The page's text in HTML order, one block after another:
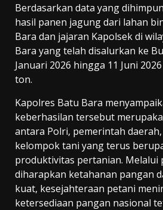
Berdasarkan data yang
hasil panen jagung dari lahan
Bara dan jajaran Kapolsek di
Bara yang telah disalurkan ke
Januari 2026 hingga 11 Juni
ton.
Kapolres Batu Bara
keberhasilan tersebut
antara Polri, pemerintah
kelompok tani yang terus
produktivitas pertanian. Melalui
diharapkan ketahanan pangan
kuat, kesejahteraan petani
ketersediaan pangan nasional